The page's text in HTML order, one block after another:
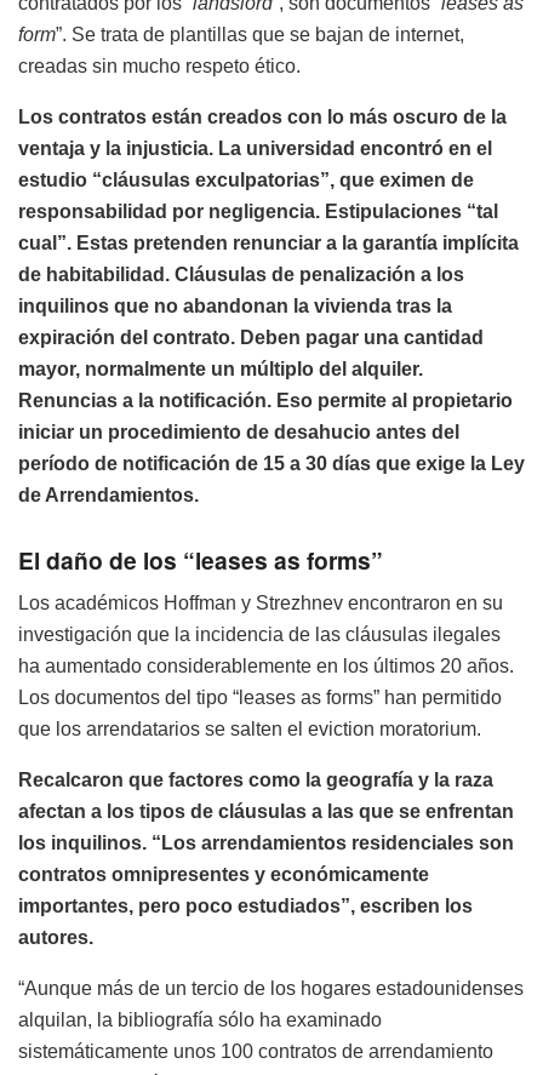
form”. Se trata de plantillas que se bajan de internet,
creadas sin mucho respeto ético.
Los contratos están creados con lo más oscuro de la
ventaja y la injusticia. La universidad encontró en el
estudio “cláusulas exculpatorias”, que eximen de
responsabilidad por negligencia. Estipulaciones “tal
cual”. Estas pretenden renunciar a la garantía implícita
de habitabilidad. Cláusulas de penalización a los
inquilinos que no abandonan la vivienda tras la
expiración del contrato. Deben pagar una cantidad
mayor, normalmente un múltiplo del alquiler.
Renuncias a la notificación. Eso permite al propietario
iniciar un procedimiento de desahucio antes del
período de notificación de 15 a 30 días que exige la Ley
de Arrendamientos.
El daño de los “leases as forms”
Los académicos Hoffman y Strezhnev encontraron en su
investigación que la incidencia de las cláusulas ilegales
ha aumentado considerablemente en los últimos 20 años.
Los documentos del tipo “leases as forms” han permitido
que los arrendatarios se salten el eviction moratorium.
Recalcaron que factores como la geografía y la raza
afectan a los tipos de cláusulas a las que se enfrentan
los inquilinos. “Los arrendamientos residenciales son
contratos omnipresentes y económicamente
importantes, pero poco estudiados”, escriben los
autores.
“Aunque más de un tercio de los hogares estadounidenses
alquilan, la bibliografía sólo ha examinado
sistemáticamente unos 100 contratos de arrendamiento